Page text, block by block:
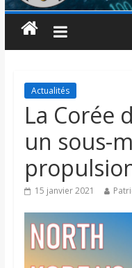
Actualités
La Corée
un sous-
15 janvier 2021